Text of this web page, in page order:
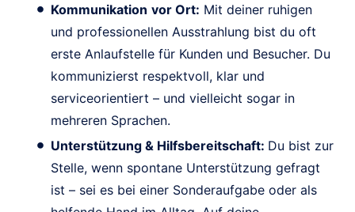
Kommunikation vor Ort: Mit deiner ruhigen
und professionellen Ausstrahlung bist du oft
erste Anlaufstelle für Kunden und Besucher. Du
kommunizierst respektvoll, klar und
serviceorientiert – und vielleicht sogar in
mehreren Sprachen.
Unterstützung & Hilfsbereitschaft: Du bist zur
Stelle, wenn spontane Unterstützung gefragt
ist – sei es bei einer Sonderaufgabe oder als